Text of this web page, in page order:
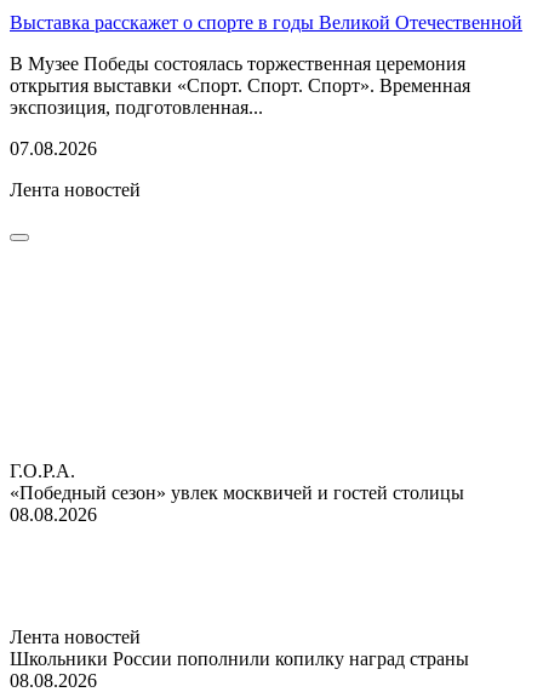
Выставка расскажет о спорте в годы Великой Отечественной
В Музее Победы состоялась торжественная церемония
открытия выставки «Спорт. Спорт. Спорт». Временная
экспозиция, подготовленная...
07.08.2026
Лента новостей
Г.О.Р.А.
«Победный сезон» увлек москвичей и гостей столицы
08.08.2026
Лента новостей
Школьники России пополнили копилку наград страны
08.08.2026